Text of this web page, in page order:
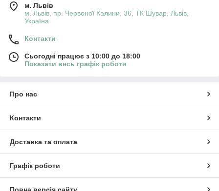
м. Львів
м. Львів, пр. Червоної Калини, 36, ТК Шувар, Львів,
Україна
Контакти
Сьогодні працює з 10:00 до 18:00
Показати весь графік роботи
Про нас
Контакти
Доставка та оплата
Графік роботи